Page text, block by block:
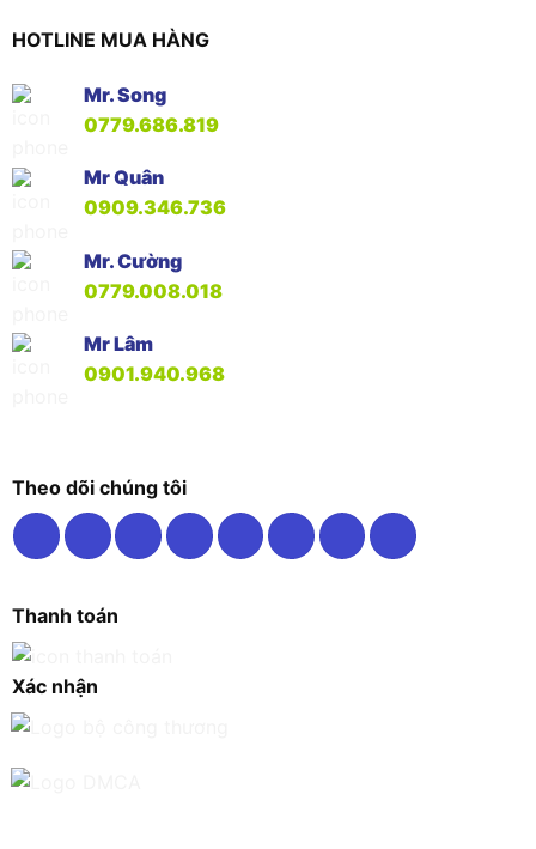
HOTLINE MUA HÀNG
Mr. Song
0779.686.819
Mr Quân
0909.346.736
Mr. Cường
0779.008.018
Mr Lâm
0901.940.968
Theo dõi chúng tôi
Thanh toán
Xác nhận